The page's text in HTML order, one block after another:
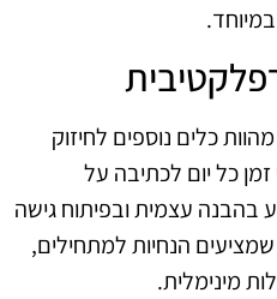
כלים נוספים לחיזוק
כל יום לכתיבה על
בהבנה עצמית ובפיתוח גישה
שמציעים הנחיות למתחילים,
מינימלית.